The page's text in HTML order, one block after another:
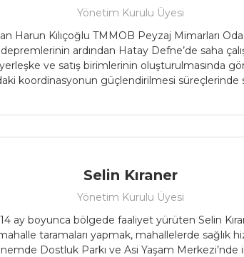
Yönetim Kurulu Üyesi
Harun Kılıçoğlu TMMOB Peyzaj Mimarları
ardından Hatay Defne’de saha
ve satış birimlerinin oluşturulmasında
koordinasyonun güçlendirilmesi
Selin Kıraner
Yönetim Kurulu Üyesi
ay boyunca bölgede faaliyet yürüten Selin
taramaları yapmak, mahallelerde sağlık
Dostluk Parkı ve Asi Yaşam